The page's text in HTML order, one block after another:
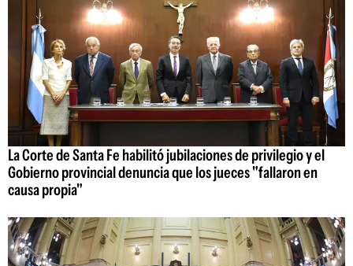
La Corte de Santa Fe habilitó jubilaciones de privilegio y el
Gobierno provincial denuncia que los jueces "fallaron en
causa propia"